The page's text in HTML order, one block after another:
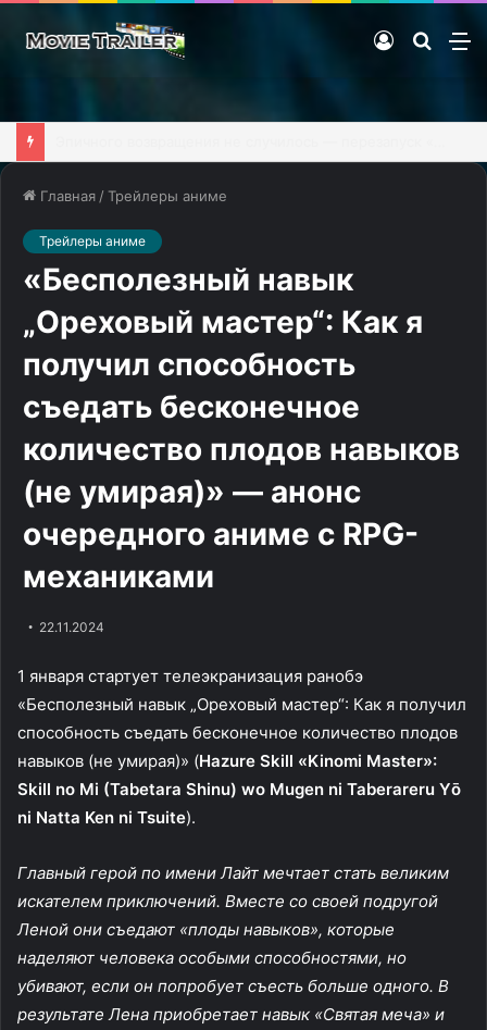
Поиск
Войти
Главная /Трейлеры аниме
Трейлеры аниме
«Бесполезный навык
„Ореховый мастер“: Как я
получил способность
съедать бесконечное
количество плодов навыков
(не умирая)» — анонс
очередного аниме с RPG-
механиками
22.11.2024
1 января стартует телеэкранизация ранобэ
«Бесполезный навык „Ореховый мастер“: Как я получил
способность съедать бесконечное количество плодов
навыков (не умирая)» (Hazure Skill «Kinomi Master»:
Skill no Mi (Tabetara Shinu) wo Mugen ni Taberareru Yо̄
ni Natta Ken ni Tsuite).
Главный герой по имени Лайт мечтает стать великим
искателем приключений. Вместе со своей подругой
Леной они съедают «плоды навыков», которые
наделяют человека особыми способностями, но
убивают, если он попробует съесть больше одного. В
результате Лена приобретает навык «Святая меча» и